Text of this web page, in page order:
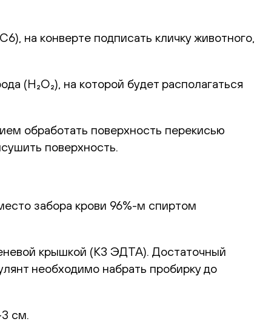
на конверте подписать кличку животного,
(H₂O₂), на которой будет располагаться
обработать поверхность перекисью
поверхность.
забора крови 96%-м спиртом
крышкой (К3 ЭДТА). Достаточный
необходимо набрать пробирку до
см.